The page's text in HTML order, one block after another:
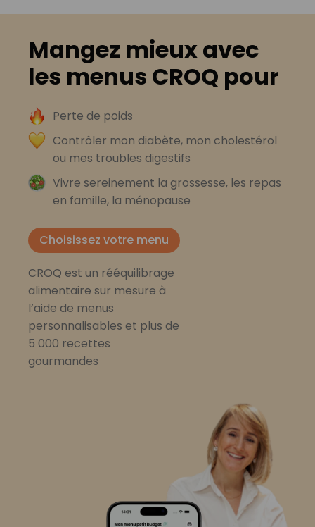
Mangez mieux avec
les menus CROQ pour
Perte de poids
Contrôler mon diabète, mon cholestérol
ou mes troubles digestifs
Vivre sereinement la grossesse, les repas
en famille, la ménopause
Choisissez votre menu
CROQ est un rééquilibrage
alimentaire sur mesure à
l’aide de menus
personnalisables et plus de
5 000 recettes
gourmandes